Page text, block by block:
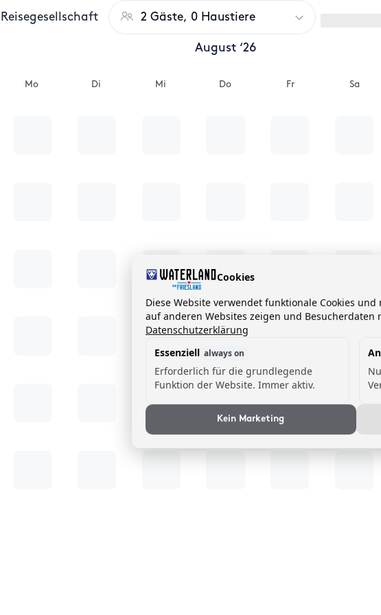
Reisegesellschaft 2 Gäste, 0 Haustiere
August ‘26
Mo Di Mi Do Fr Sa
Cookies
Diese Website verwendet funktionale Cookies
auf anderen Websites zeigen und
Datenschutzerklärung
Essenziell always on
Erforderlich für die grundlegende
Funktion der Website. Immer aktiv.
Kein Marketing